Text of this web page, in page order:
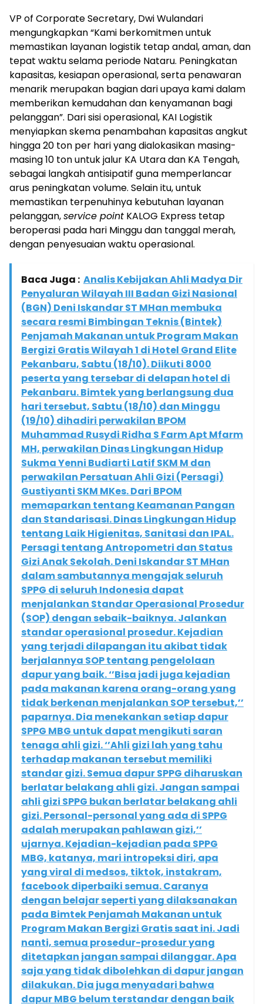
VP of Corporate Secretary, Dwi Wulandari
mengungkapkan “Kami berkomitmen untuk
memastikan layanan logistik tetap andal, aman, dan
tepat waktu selama periode Nataru. Peningkatan
kapasitas, kesiapan operasional, serta penawaran
menarik merupakan bagian dari upaya kami dalam
memberikan kemudahan dan kenyamanan bagi
pelanggan”. Dari sisi operasional, KAI Logistik
menyiapkan skema penambahan kapasitas angkut
hingga 20 ton per hari yang dialokasikan masing-
masing 10 ton untuk jalur KA Utara dan KA Tengah,
sebagai langkah antisipatif guna memperlancar
arus peningkatan volume. Selain itu, untuk
memastikan terpenuhinya kebutuhan layanan
pelanggan,service point KALOG Express tetap
beroperasi pada hari Minggu dan tanggal merah,
dengan penyesuaian waktu operasional.
Baca Juga : Analis Kebijakan Ahli Madya Dir
Penyaluran Wilayah III Badan Gizi Nasional
(BGN) Deni Iskandar ST MHan membuka
secara resmi Bimbingan Teknis (Bintek)
Penjamah Makanan untuk Program Makan
Bergizi Gratis Wilayah 1 di Hotel Grand Elite
Pekanbaru, Sabtu (18/10). Diikuti 8000
peserta yang tersebar di delapan hotel di
Pekanbaru. Bimtek yang berlangsung dua
hari tersebut, Sabtu (18/10) dan Minggu
(19/10) dihadiri perwakilan BPOM
Muhammad Rusydi Ridha S Farm Apt Mfarm
MH, perwakilan Dinas Lingkungan Hidup
Sukma Yenni Budiarti Latif SKM M dan
perwakilan Persatuan Ahli Gizi (Persagi)
Gustiyanti SKM MKes. Dari BPOM
memaparkan tentang Keamanan Pangan
dan Standarisasi. Dinas Lingkungan Hidup
tentang Laik Higienitas, Sanitasi dan IPAL.
Persagi tentang Antropometri dan Status
Gizi Anak Sekolah. Deni Iskandar ST MHan
dalam sambutannya mengajak seluruh
SPPG di seluruh Indonesia dapat
menjalankan Standar Operasional Prosedur
(SOP) dengan sebaik-baiknya. Jalankan
standar operasional prosedur. Kejadian
yang terjadi dilapangan itu akibat tidak
berjalannya SOP tentang pengelolaan
dapur yang baik. ‘’Bisa jadi juga kejadian
pada makanan karena orang-orang yang
tidak berkenan menjalankan SOP tersebut,’’
paparnya. Dia menekankan setiap dapur
SPPG MBG untuk dapat mengikuti saran
tenaga ahli gizi. ‘’Ahli gizi lah yang tahu
terhadap makanan tersebut memiliki
standar gizi. Semua dapur SPPG diharuskan
berlatar belakang ahli gizi. Jangan sampai
ahli gizi SPPG bukan berlatar belakang ahli
gizi. Personal-personal yang ada di SPPG
adalah merupakan pahlawan gizi,’’
ujarnya. Kejadian-kejadian pada SPPG
MBG, katanya, mari intropeksi diri, apa
yang viral di medsos, tiktok, instakram,
facebook diperbaiki semua. Caranya
dengan belajar seperti yang dilaksanakan
pada Bimtek Penjamah Makanan untuk
Program Makan Bergizi Gratis saat ini. Jadi
nanti, semua prosedur-prosedur yang
ditetapkan jangan sampai dilanggar. Apa
saja yang tidak dibolehkan di dapur jangan
dilakukan. Dia juga menyadari bahwa
dapur MBG belum terstandar dengan baik